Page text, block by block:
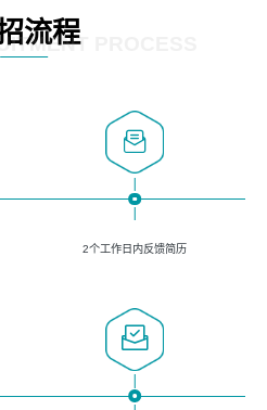
工具使用；
、nginx等；
流程 PROCESS
2个工作日内反馈简历